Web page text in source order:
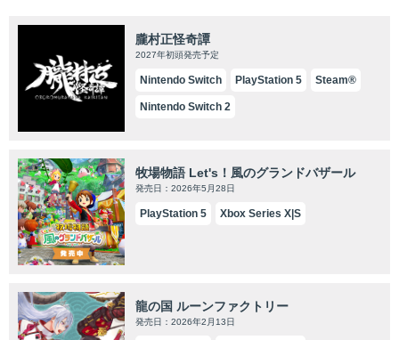
朧村正怪奇譚
2027年初頭発売予定
Nintendo Switch PlayStation 5 Steam®
Nintendo Switch 2
牧場物語 Let's！風のグランドバザール
発売日：2026年5月28日
PlayStation 5 Xbox Series X|S
龍の国 ルーンファクトリー
発売日：2026年2月13日